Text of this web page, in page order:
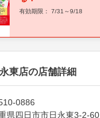
有効期限： 7/31～9/18
東店の店舗詳細
0886
県四日市市日永東3-2-60